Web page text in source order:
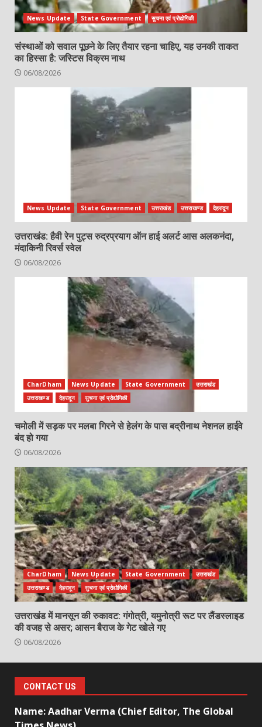
News Update State Government सुचना एवं प्रोद्योगिकी
संस्थाओं को सवाल पूछने के लिए तैयार रहना चाहिए, यह उनकी ताकत
का हिस्सा है: जस्टिस विक्रम नाथ
06/08/2026
News Update State Government उत्तराखंड उत्तराखण्ड देहरादून
उत्तराखंड: हैवी रेन पुट्स रुद्रप्रयाग ऑन हाई अलर्ट आस अलकनंदा,
मंदाकिनी रिवर्स स्वेल
06/08/2026
CharDham News Update State Government
उत्तराखंड
उत्तराखण्ड
देहरादून सुचना एवं प्रोद्योगिकी
चमोली में सड़क पर मलबा गिरने से हेलंग के पास बद्रीनाथ नेशनल हाईवे
बंद हो गया
06/08/2026
CharDham News Update State Government
उत्तराखंड
उत्तराखण्ड
देहरादून सुचना एवं प्रोद्योगिकी
उत्तराखंड में मानसून की रुकावट: गंगोत्री, यमुनोत्री रूट पर लैंडस्लाइड
की वजह से असर; आसन बैराज के गेट खोले गए
06/08/2026
CONTACT US
Name: Aadhar Verma (Chief Editor, The Global